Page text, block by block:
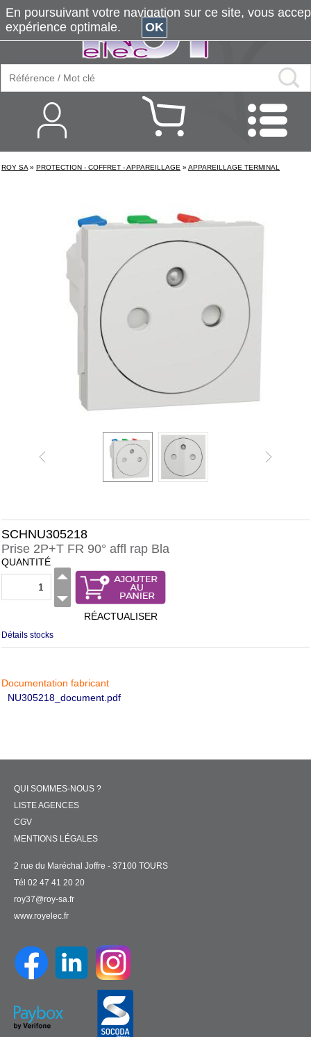
ROY SA » PROTECTION - COFFRET - APPAREILLAGE » APPAREILLAGE TERMINAL
SCHNU305218
Prise 2P+T FR 90° affl rap Bla
QUANTITÉ
RÉACTUALISER
Détails stocks
Documentation fabricant
NU305218_document.pdf
QUI SOMMES-NOUS ?
LISTE AGENCES
CGV
MENTIONS LÉGALES
2 rue du Maréchal Joffre - 37100 TOURS
Tél 02 47 41 20 20
roy37@roy-sa.fr
www.royelec.fr
En poursuivant votre navigation sur ce site, vous
expérience optimale.
OK